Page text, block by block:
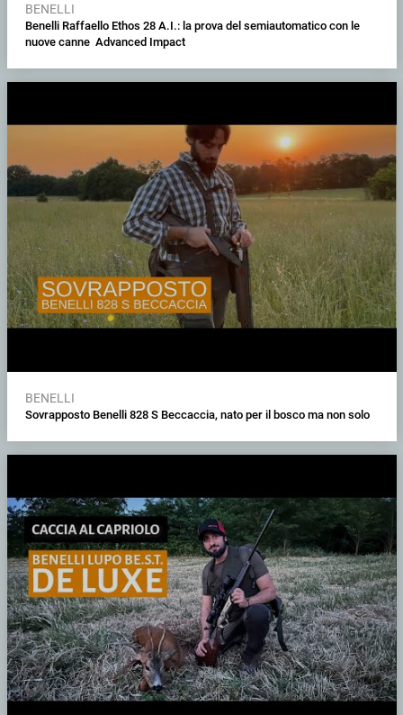
BENELLI
Benelli Raffaello Ethos 28 A.I.: la prova del semiautomatico con le
nuove canne Advanced Impact
BENELLI
Sovrapposto Benelli 828 S Beccaccia, nato per il bosco ma non solo